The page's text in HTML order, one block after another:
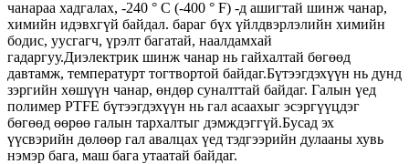
чанараа хадгалах, -240 ° C (-400 ° F) -д ашигтай шинж чанар,
химийн идэвхгүй байдал. бараг бүх үйлдвэрлэлийн химийн
бодис, уусгагч, үрэлт багатай, наалдамхай
гадаргуу.Диэлектрик шинж чанар нь гайхалтай бөгөөд
давтамж, температурт тогтвортой байдаг.Бүтээгдэхүүн нь дунд
зэргийн хөшүүн чанар, өндөр суналттай байдаг. Галын үед
полимер PTFE бүтээгдэхүүн нь гал асаахыг эсэргүүцдэг
бөгөөд өөрөө галын тархалтыг дэмждэггүй.Бусад эх
үүсвэрийн дөлөөр гал авалцах үед тэдгээрийн дулааны хувь
нэмэр бага, маш бага утаатай байдаг.